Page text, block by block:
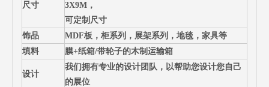
尺寸
3X9M，
可定制尺寸
饰品
MDF板，柜系列，展架系列，地毯，家具等
填料
膜+纸箱/带轮子的木制运输箱
设计
我们拥有专业的设计团队，以帮助您设计您自己
的展位